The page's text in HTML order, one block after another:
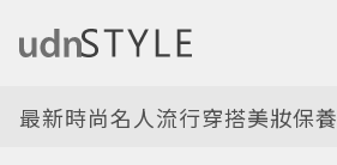
最新時尚名人流行穿搭美妝保養